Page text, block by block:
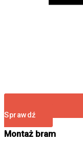
Sprawdź
Montaż bram